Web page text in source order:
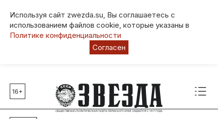
Используя сайт zwezda.su, Вы соглашаетесь с
использованием файлов cookie, которые указаны в
Политике конфиденциальности
Согласен
Главные темы
80 лет Победы
16+